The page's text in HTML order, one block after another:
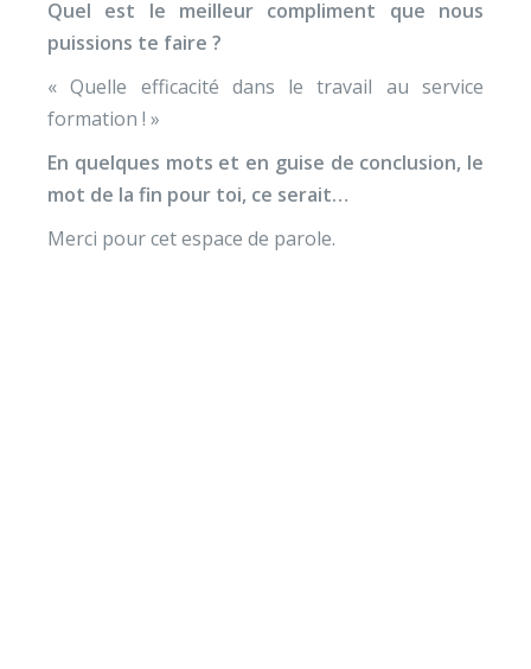
Quel est le meilleur compliment que nous
puissions te faire ?
« Quelle efficacité dans le travail au service
formation ! »
En quelques mots et en guise de conclusion, le
mot de la fin pour toi, ce serait…
Merci pour cet espace de parole.